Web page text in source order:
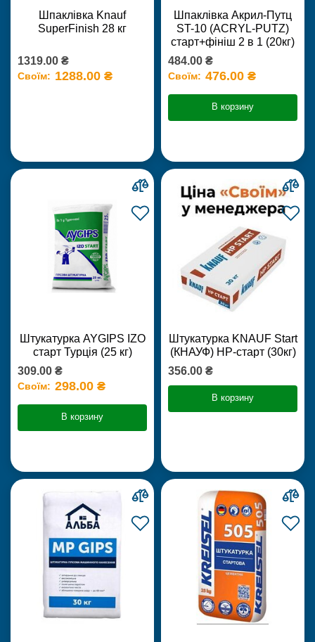
Шпаклівка Knauf
SuperFinish 28 кг
1319.00 ₴
Своїм: 1288.00 ₴
Шпаклівка Акрил-Путц
ST-10 (ACRYL-PUTZ)
старт+фініш 2 в 1 (20кг)
484.00 ₴
Своїм: 476.00 ₴
В корзину
Штукатурка AYGIPS IZO
старт Турція (25 кг)
309.00 ₴
Своїм: 298.00 ₴
В корзину
Штукатурка KNAUF Start
(КНАУФ) НР-старт (30кг)
356.00 ₴
В корзину